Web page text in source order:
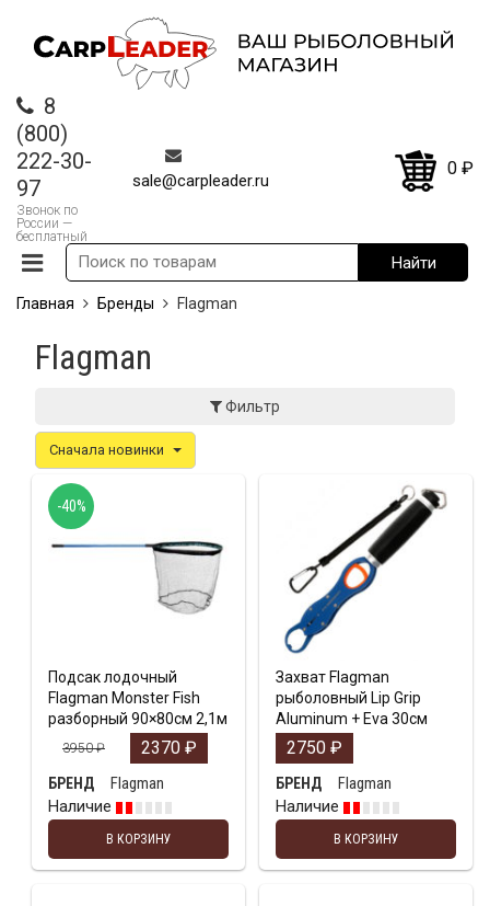
8
(800)
222-30-
97
Звонок по
России —
бесплатный
sale@carpleader.ru
0 ₽
Главная Бренды Flagman
Flagman
Фильтр
Сначала новинки
Подсак лодочный
Flagman Monster Fish
разборный 90×80см 2,1м
3950₽ 2370 ₽
БРЕНД
Flagman
Наличие
В КОРЗИНУ
-40%
Захват Flagman
рыболовный Lip Grip
Aluminum + Eva 30см
2750 ₽
БРЕНД
Flagman
Наличие
В КОРЗИНУ